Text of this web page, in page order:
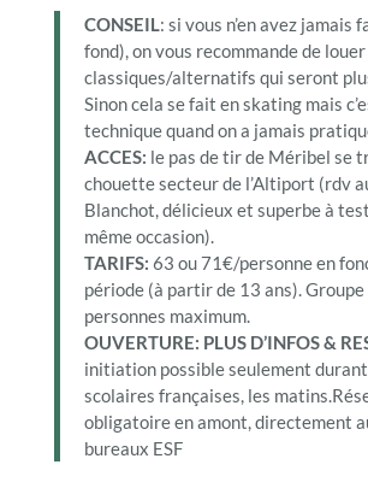
CONSEIL: si vous n’en avez jamais
fond), on vous recommande de
classiques/alternatifs qui seront
Sinon cela se fait en skating mais
technique quand on a jamais
ACCES: le pas de tir de Méribel se
chouette secteur de l’Altiport (rdv
Blanchot, délicieux et superbe à
même occasion).
TARIFS: 63 ou 71€/personne en
période (à partir de 13 ans). Groupe
personnes maximum.
OUVERTURE: PLUS D’INFOS &
initiation possible seulement
scolaires françaises, les
obligatoire en amont, directement
bureaux ESF